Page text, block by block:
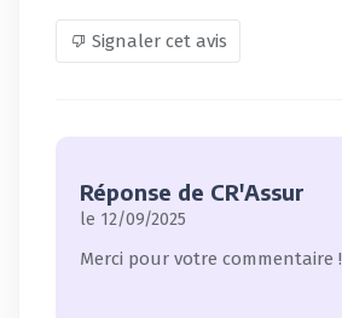
Signaler cet avis
Réponse de CR'Assur
le 12/09/2025
Merci pour votre commentaire !